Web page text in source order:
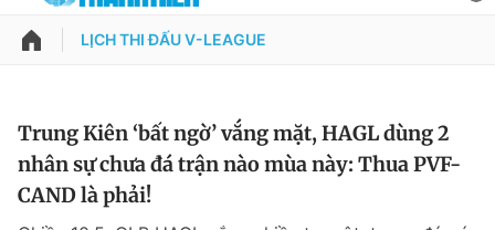
QUẢNG CÁO
Chuyên mục
Thông tin tài khoản
Đổi mật khẩu
LỊCH THI ĐẤU V-LEAGUE
Trung Kiên ‘bất ngờ’ vắng mặt, HAGL dùng 2
nhân sự chưa đá trận nào mùa này: Thua PVF-
CAND là phải!